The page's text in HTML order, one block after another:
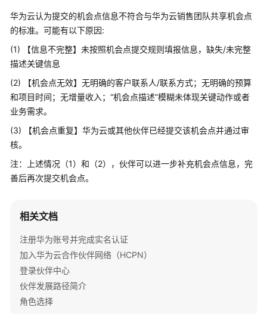
常
问
题
概
览
术
&
缩
解
加
入
华
为
云
华为云认为提交的机会点信息不符合与华为云销售团队共享机会点
的标准。可能有以下原因:
(1) 【信息不完整】未按照机会点提交规则填报信息，缺失/未完整
描述关键信息
(2) 【机会点无效】无明确的客户联系人/联系方式；无明确的预算
和项目时间；无增量收入；“机会点描述”模糊未体现关键动作或者
业务需求。
(3) 【机会点重复】华为云或其他伙伴已经提交该机会点并通过审
核。
注：上述情况（1）和（2），伙伴可以进一步补充机会点信息，完
善后再次提交机会点。
相关文档
注册华为账号并完成实名认证
加入华为云合作伙伴网络（HCPN）
登录伙伴中心
伙伴发展路径简介
角色选择